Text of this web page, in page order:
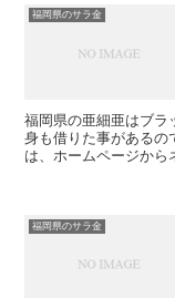
福岡県のサラ金
福岡県の亜細亜はブラ
身も借りた事があるの
は、ホームページから
福岡県のサラ金